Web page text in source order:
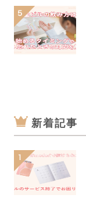
新着記事